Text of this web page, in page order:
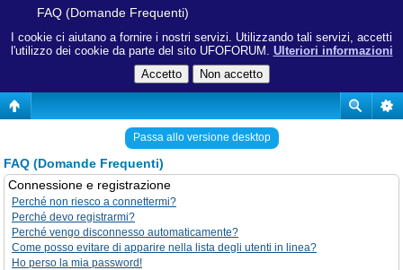
I cookie ci aiutano a fornire i nostri servizi. Utilizzando tali servizi, accetti
l'utilizzo dei cookie da parte del sito UFOFORUM. Ulteriori informazioni
FAQ (Domande Frequenti)
Passa allo versione desktop
FAQ (Domande Frequenti)
Connessione e registrazione
Perché non riesco a connettermi?
Perché devo registrarmi?
Perché vengo disconnesso automaticamente?
Come posso evitare di apparire nella lista degli utenti in linea?
Ho perso la mia password!